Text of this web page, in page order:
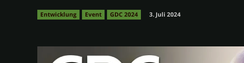
Entwicklung Event GDC 2024 3. Juli 2024